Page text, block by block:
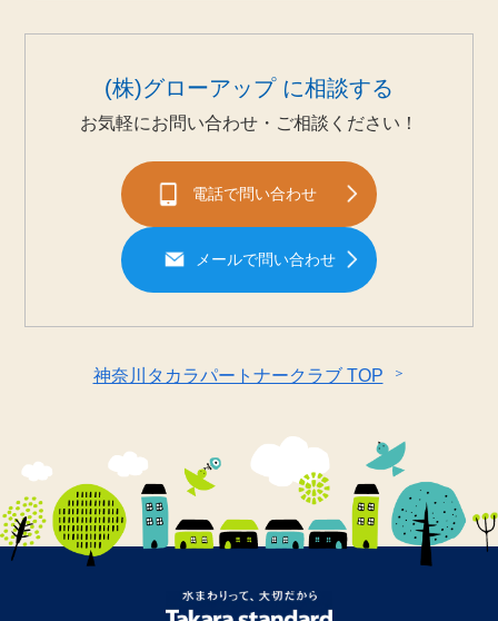
(株)グローアップ に相談する
お気軽にお問い合わせ・ご相談ください！
電話で問い合わせ
メールで問い合わせ
神奈川タカラパートナークラブ TOP ＞